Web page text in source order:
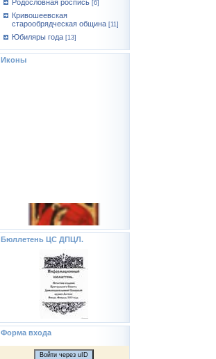
Родословная роспись [6]
Кривошеевская
старообрядческая община [11]
Юбиляры года [13]
Иконы
Бюллетень ЦС ДПЦЛ.
Форма входа
Войти через uID